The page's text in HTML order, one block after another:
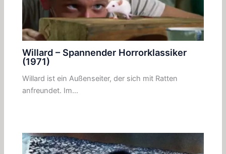
Willard – Spannender Horrorklassiker
(1971)
Willard ist ein Außenseiter, der sich mit Ratten
anfreundet. Im…